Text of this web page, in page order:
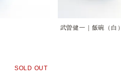
SOLD OUT
武曽健一｜飯碗（白）